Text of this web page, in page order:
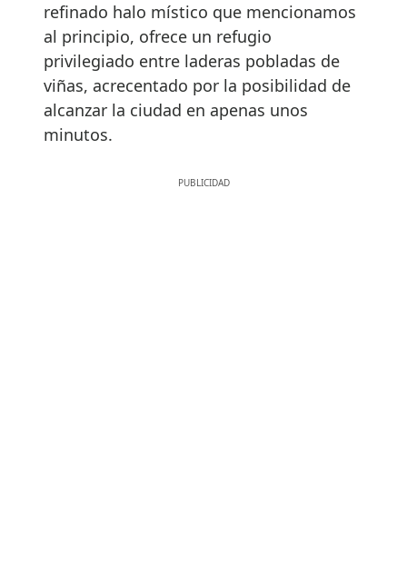
refinado halo místico que mencionamos
al principio, ofrece un refugio
privilegiado entre laderas pobladas de
viñas, acrecentado por la posibilidad de
alcanzar la ciudad en apenas unos
minutos.